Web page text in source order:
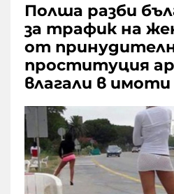
Полша разби
за трафик на
от
проституция
влагали в имоти